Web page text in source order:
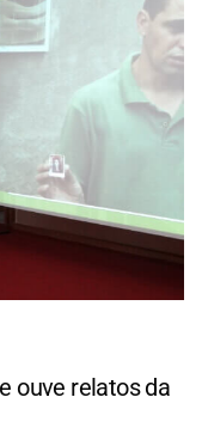
ouve relatos da